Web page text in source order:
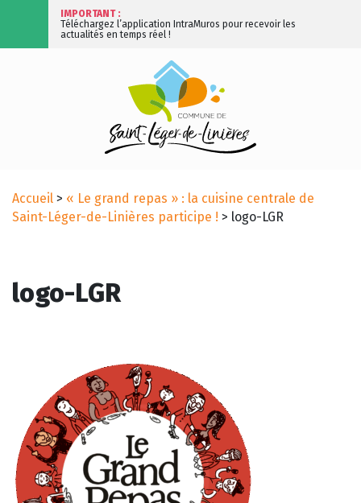
IMPORTANT :
Téléchargez l’application IntraMuros pour recevoir les
actualités en temps réel !
Accueil > « Le grand repas » : la cuisine centrale de
Saint-Léger-de-Linières participe ! > logo-LGR
logo-LGR